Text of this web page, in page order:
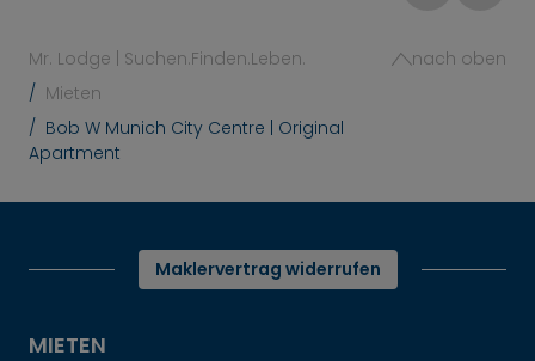
Mr. Lodge | Suchen.Finden.Leben.
Mieten
Bob W Munich City Centre | Original
Apartment
nach oben
Maklervertrag widerrufen
MIETEN